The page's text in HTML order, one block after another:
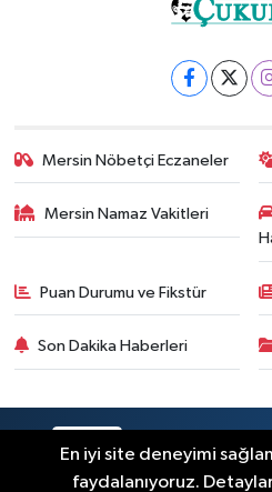
Mersin Nöbetçi Eczaneler
Mersin Namaz Vakitleri
Puan Durumu ve Fikstür
Son Dakika Haberleri
En iyi site deneyimi
faydalanıyoruz.